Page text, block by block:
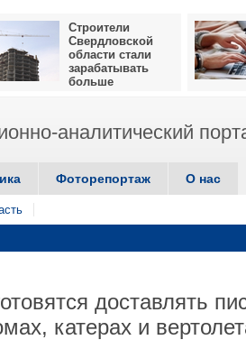
Строители
Свердловской
области стали
зарабатывать
больше
аналитический
Фоторепортаж О нас
доставлять
катерах и